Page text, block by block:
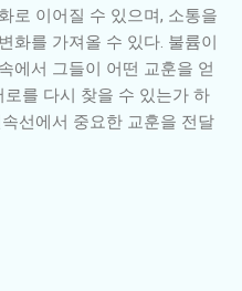
로 이어질 수 있으며, 소통을
화를 가져올 수 있다. 불륨이
에서 그들이 어떤 교훈을 얻
를 다시 찾을 수 있는가 하
선에서 중요한 교훈을 전달